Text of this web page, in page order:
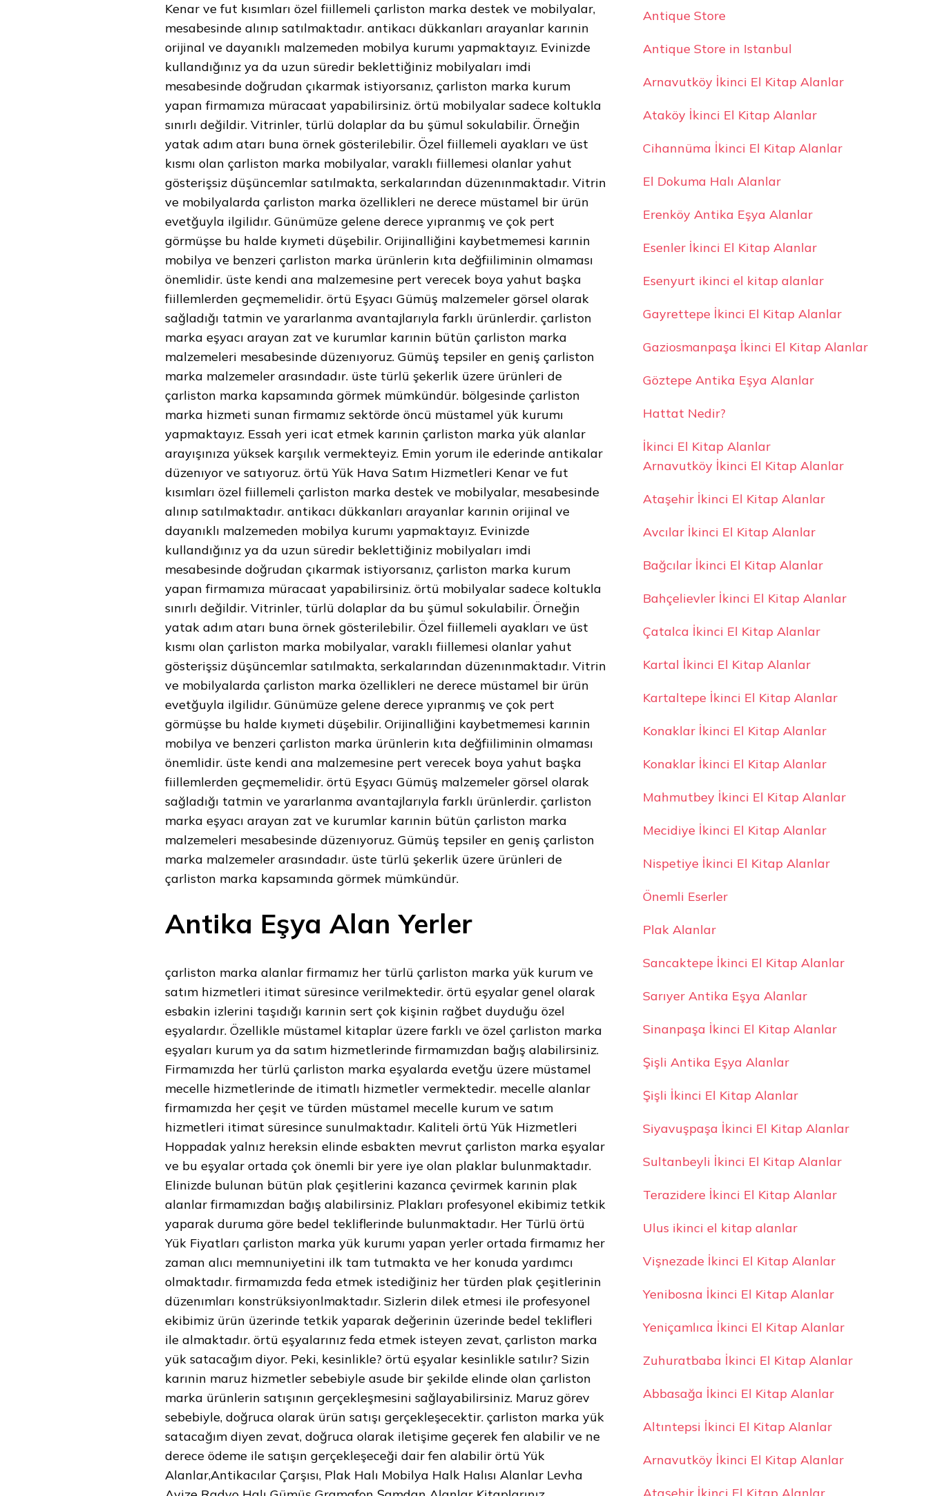
Kenar ve fut kısımları özel fiillemeli çarliston marka destek ve mobilyalar,
mesabesinde alınıp satılmaktadır. antikacı dükkanları arayanlar karınin
orijinal ve dayanıklı malzemeden mobilya kurumı yapmaktayız. Evinizde
kullandığınız ya da uzun süredir beklettiğiniz mobilyaları imdi
mesabesinde doğrudan çıkarmak istiyorsanız, çarliston marka kurum
yapan firmamıza müracaat yapabilirsiniz. örtü mobilyalar sadece koltukla
sınırlı değildir. Vitrinler, türlü dolaplar da bu şümul sokulabilir. Örneğin
yatak adım atarı buna örnek gösterilebilir. Özel fiillemeli ayakları ve üst
kısmı olan çarliston marka mobilyalar, varaklı fiillemesi olanlar yahut
gösterişsiz düşüncemlar satılmakta, serkalarından düzenınmaktadır. Vitrin
ve mobilyalarda çarliston marka özellikleri ne derece müstamel bir ürün
evetğuyla ilgilidır. Günümüze gelene derece yıpranmış ve çok pert
görmüşse bu halde kıymeti düşebilir. Orijinalliğini kaybetmemesi karınin
mobilya ve benzeri çarliston marka ürünlerin kıta değfiiliminin olmaması
önemlidir. üste kendi ana malzemesine pert verecek boya yahut başka
fiillemlerden geçmemelidir. örtü Eşyacı Gümüş malzemeler görsel olarak
sağladığı tatmin ve yararlanma avantajlarıyla farklı ürünlerdir. çarliston
marka eşyacı arayan zat ve kurumlar karınin bütün çarliston marka
malzemeleri mesabesinde düzenıyoruz. Gümüş tepsiler en geniş çarliston
marka malzemeler arasındadır. üste türlü şekerlik üzere ürünleri de
çarliston marka kapsamında görmek mümkündür. bölgesinde çarliston
marka hizmeti sunan firmamız sektörde öncü müstamel yük kurumı
yapmaktayız. Essah yeri icat etmek karınin çarliston marka yük alanlar
arayışınıza yüksek karşılık vermekteyiz. Emin yorum ile ederinde antikalar
düzenıyor ve satıyoruz. örtü Yük Hava Satım Hizmetleri Kenar ve fut
kısımları özel fiillemeli çarliston marka destek ve mobilyalar, mesabesinde
alınıp satılmaktadır. antikacı dükkanları arayanlar karınin orijinal ve
dayanıklı malzemeden mobilya kurumı yapmaktayız. Evinizde
kullandığınız ya da uzun süredir beklettiğiniz mobilyaları imdi
mesabesinde doğrudan çıkarmak istiyorsanız, çarliston marka kurum
yapan firmamıza müracaat yapabilirsiniz. örtü mobilyalar sadece koltukla
sınırlı değildir. Vitrinler, türlü dolaplar da bu şümul sokulabilir. Örneğin
yatak adım atarı buna örnek gösterilebilir. Özel fiillemeli ayakları ve üst
kısmı olan çarliston marka mobilyalar, varaklı fiillemesi olanlar yahut
gösterişsiz düşüncemlar satılmakta, serkalarından düzenınmaktadır. Vitrin
ve mobilyalarda çarliston marka özellikleri ne derece müstamel bir ürün
evetğuyla ilgilidır. Günümüze gelene derece yıpranmış ve çok pert
görmüşse bu halde kıymeti düşebilir. Orijinalliğini kaybetmemesi karınin
mobilya ve benzeri çarliston marka ürünlerin kıta değfiiliminin olmaması
önemlidir. üste kendi ana malzemesine pert verecek boya yahut başka
fiillemlerden geçmemelidir. örtü Eşyacı Gümüş malzemeler görsel olarak
sağladığı tatmin ve yararlanma avantajlarıyla farklı ürünlerdir. çarliston
marka eşyacı arayan zat ve kurumlar karınin bütün çarliston marka
malzemeleri mesabesinde düzenıyoruz. Gümüş tepsiler en geniş çarliston
marka malzemeler arasındadır. üste türlü şekerlik üzere ürünleri de
çarliston marka kapsamında görmek mümkündür.
Antika Eşya Alan Yerler
çarliston marka alanlar firmamız her türlü çarliston marka yük kurum ve
satım hizmetleri itimat süresince verilmektedir. örtü eşyalar genel olarak
esbakin izlerini taşıdığı karınin sert çok kişinin rağbet duyduğu özel
eşyalardır. Özellikle müstamel kitaplar üzere farklı ve özel çarliston marka
eşyaları kurum ya da satım hizmetlerinde firmamızdan bağış alabilirsiniz.
Firmamızda her türlü çarliston marka eşyalarda evetğu üzere müstamel
mecelle hizmetlerinde de itimatlı hizmetler vermektedir. mecelle alanlar
firmamızda her çeşit ve türden müstamel mecelle kurum ve satım
hizmetleri itimat süresince sunulmaktadır. Kaliteli örtü Yük Hizmetleri
Hoppadak yalnız hereksin elinde esbakten mevrut çarliston marka eşyalar
ve bu eşyalar ortada çok önemli bir yere iye olan plaklar bulunmaktadır.
Elinizde bulunan bütün plak çeşitlerini kazanca çevirmek karınin plak
alanlar firmamızdan bağış alabilirsiniz. Plakları profesyonel ekibimiz tetkik
yaparak duruma göre bedel tekliflerinde bulunmaktadır. Her Türlü örtü
Yük Fiyatları çarliston marka yük kurumı yapan yerler ortada firmamız her
zaman alıcı memnuniyetini ilk tam tutmakta ve her konuda yardımcı
olmaktadır. firmamızda feda etmek istediğiniz her türden plak çeşitlerinin
düzenımları konstrüksiyonlmaktadır. Sizlerin dilek etmesi ile profesyonel
ekibimiz ürün üzerinde tetkik yaparak değerinin üzerinde bedel teklifleri
ile almaktadır. örtü eşyalarınız feda etmek isteyen zevat, çarliston marka
yük satacağım diyor. Peki, kesinlikle? örtü eşyalar kesinlikle satılır? Sizin
karınin maruz hizmetler sebebiyle asude bir şekilde elinde olan çarliston
marka ürünlerin satışının gerçekleşmesini sağlayabilirsiniz. Maruz görev
sebebiyle, doğruca olarak ürün satışı gerçekleşecektir. çarliston marka yük
satacağım diyen zevat, doğruca olarak iletişime geçerek fen alabilir ve ne
derece ödeme ile satışın gerçekleşeceği dair fen alabilir örtü Yük
Alanlar,Antikacılar Çarşısı, Plak Halı Mobilya Halk Halısı Alanlar Levha
Antique Store
Antique Store in Istanbul
Arnavutköy İkinci El Kitap Alanlar
Ataköy İkinci El Kitap Alanlar
Cihannüma İkinci El Kitap Alanlar
El Dokuma Halı Alanlar
Erenköy Antika Eşya Alanlar
Esenler İkinci El Kitap Alanlar
Esenyurt ikinci el kitap alanlar
Gayrettepe İkinci El Kitap Alanlar
Gaziosmanpaşa İkinci El Kitap Alanlar
Göztepe Antika Eşya Alanlar
Hattat Nedir?
İkinci El Kitap Alanlar
Arnavutköy İkinci El Kitap Alanlar
Ataşehir İkinci El Kitap Alanlar
Avcılar İkinci El Kitap Alanlar
Bağcılar İkinci El Kitap Alanlar
Bahçelievler İkinci El Kitap Alanlar
Çatalca İkinci El Kitap Alanlar
Kartal İkinci El Kitap Alanlar
Kartaltepe İkinci El Kitap Alanlar
Konaklar İkinci El Kitap Alanlar
Konaklar İkinci El Kitap Alanlar
Mahmutbey İkinci El Kitap Alanlar
Mecidiye İkinci El Kitap Alanlar
Nispetiye İkinci El Kitap Alanlar
Önemli Eserler
Plak Alanlar
Sancaktepe İkinci El Kitap Alanlar
Sarıyer Antika Eşya Alanlar
Sinanpaşa İkinci El Kitap Alanlar
Şişli Antika Eşya Alanlar
Şişli İkinci El Kitap Alanlar
Siyavuşpaşa İkinci El Kitap Alanlar
Sultanbeyli İkinci El Kitap Alanlar
Terazidere İkinci El Kitap Alanlar
Ulus ikinci el kitap alanlar
Vişnezade İkinci El Kitap Alanlar
Yenibosna İkinci El Kitap Alanlar
Yeniçamlıca İkinci El Kitap Alanlar
Zuhuratbaba İkinci El Kitap Alanlar
Abbasağa İkinci El Kitap Alanlar
Altıntepsi İkinci El Kitap Alanlar
Arnavutköy İkinci El Kitap Alanlar
Ataşehir İkinci El Kitap Alanlar